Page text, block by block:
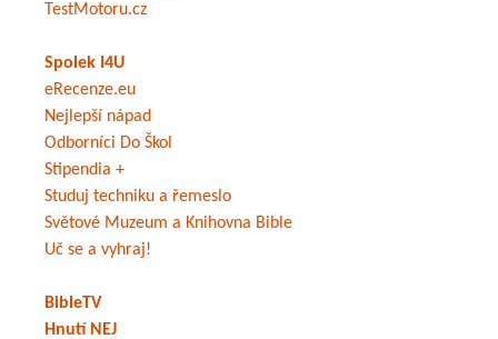
TestMotoru.cz
Spolek I4U
eRecenze.eu
Nejlepší nápad
Odborníci Do Škol
Stipendia +
Studuj techniku a řemeslo
Světové Muzeum a Knihovna Bible
Uč se a vyhraj!
BibleTV
Hnutí NEJ